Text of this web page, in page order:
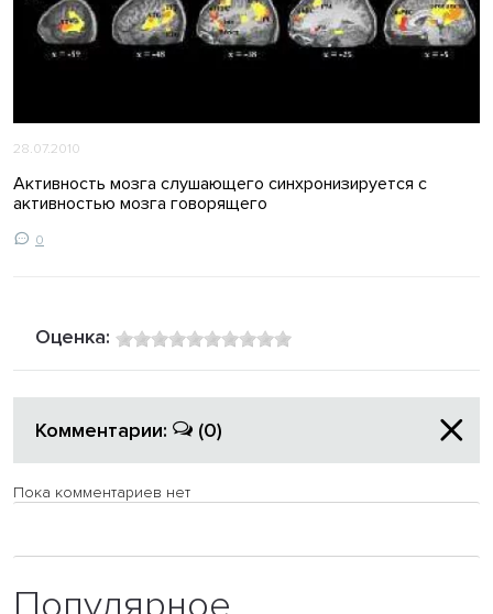
28.07.2010
Активность мозга слушающего синхронизируется с
активностью мозга говорящего
0
Оценка:
Комментарии: (0)
Пока комментариев нет